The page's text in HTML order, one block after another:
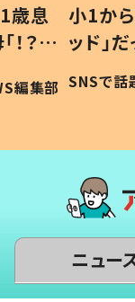
フテ
食”を
編集部
ひ孫に
が、抱
「涙が
い」
ニュー